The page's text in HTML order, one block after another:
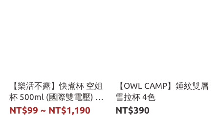
【樂活不露】快煮杯 空姐
杯 500ml (國際雙電壓) 雙
色
NT$99 ~ NT$1,190
【OWL CAMP】錘紋雙層
雪拉杯 4色
NT$390